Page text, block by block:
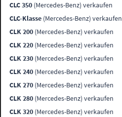
CLC 350 (Mercedes-Benz) verkaufen
CLC-Klasse (Mercedes-Benz) verkaufen
CLK 200 (Mercedes-Benz) verkaufen
CLK 220 (Mercedes-Benz) verkaufen
CLK 230 (Mercedes-Benz) verkaufen
CLK 240 (Mercedes-Benz) verkaufen
CLK 270 (Mercedes-Benz) verkaufen
CLK 280 (Mercedes-Benz) verkaufen
CLK 320 (Mercedes-Benz) verkaufen